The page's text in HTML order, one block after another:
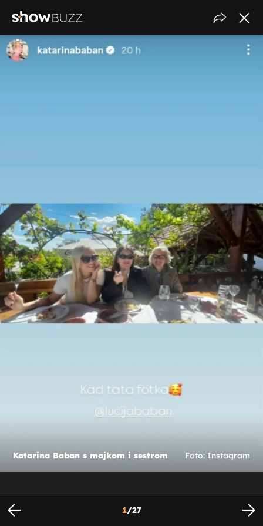
Katarina Baban s majkom i sestrom Foto: Instagram
1/27